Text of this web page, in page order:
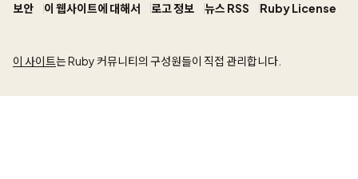
보안 이 웹사이트에 대해서 로고 정보 뉴스 RSS Ruby License
이 사이트는 Ruby 커뮤니티의 구성원들이 직접 관리합니다.